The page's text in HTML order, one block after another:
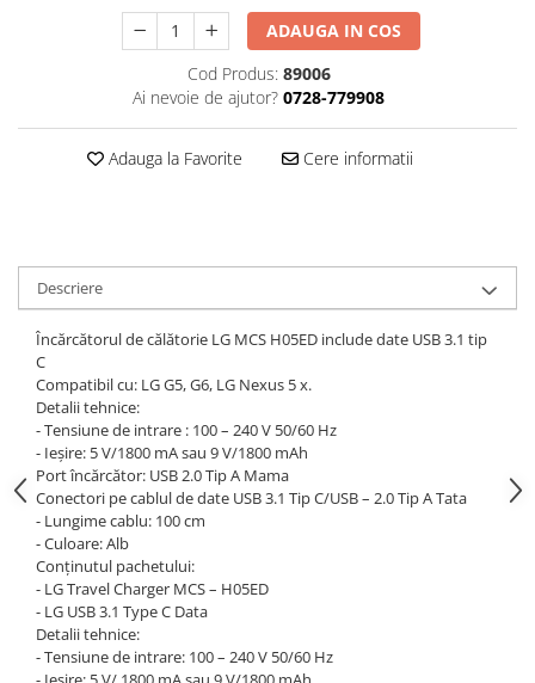
Scule electrice
Telefoane mobile
Cutite kjøk
Pachete Promo
Incarcatoare & acumulatori
Bec LED
E14
E27
Blițuri și lumini foto/video
Cablu date
tableta
Telefoane mobile
Casti
Telefoane mobile
ADAUGA IN COS
Cod Produs: 89006
Ai nevoie de ajutor? 0728-779908
Adauga la Favorite Cere informatii
Descriere
Încărcătorul de călătorie LG MCS H05ED include date USB 3.1 tip
C
Compatibil cu: LG G5, G6, LG Nexus 5 x.
Detalii tehnice:
- Tensiune de intrare : 100 – 240 V 50/60 Hz
- Ieșire: 5 V/1800 mA sau 9 V/1800 mAh
Port încărcător: USB 2.0 Tip A Mama
Conectori pe cablul de date USB 3.1 Tip C/USB – 2.0 Tip A Tata
- Lungime cablu: 100 cm
- Culoare: Alb
Conținutul pachetului:
- LG Travel Charger MCS – H05ED
- LG USB 3.1 Type C Data
Detalii tehnice:
- Tensiune de intrare: 100 – 240 V 50/60 Hz